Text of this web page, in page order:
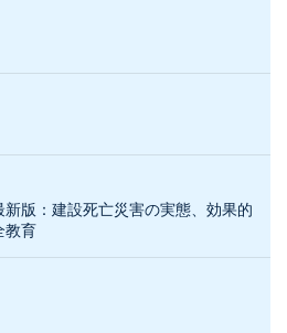
新版：建設死亡災害の実態、効果的
教育